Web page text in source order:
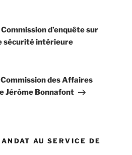
d’enquête sur
sécurité intérieure
des Affaires
Jérôme Bonnafont
AU SERVICE DE